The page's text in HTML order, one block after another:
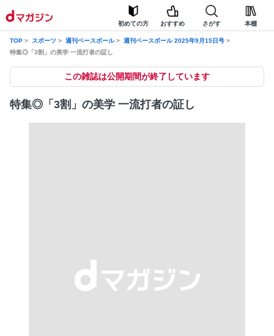
初めての方 おすすめ さがす 本棚
TOP スポーツ 週刊ベースボール
週刊ベースボール 2025年9月15日号
特集◎「3割」の美学 一流打者の証し
この雑誌は公開期間が終了しています
特集◎「3割」の美学 一流打者の証し